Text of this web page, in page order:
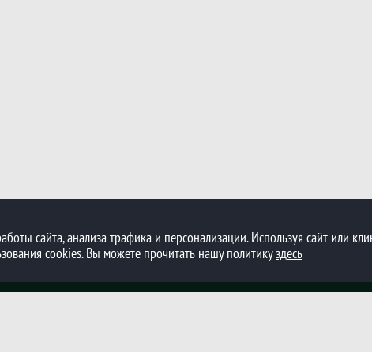
сайта, анализа трафика и персонализации. Используя сайт или
cookies. Вы можете прочитать нашу политикуздесь